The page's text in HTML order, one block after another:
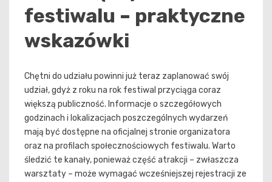
festiwalu – praktyczne
wskazówki
Chętni do udziału powinni już teraz zaplanować swój
udział, gdyż z roku na rok festiwal przyciąga coraz
większą publiczność. Informacje o szczegółowych
godzinach i lokalizacjach poszczególnych wydarzeń
mają być dostępne na oficjalnej stronie organizatora
oraz na profilach społecznościowych festiwalu. Warto
śledzić te kanały, ponieważ część atrakcji – zwłaszcza
warsztaty – może wymagać wcześniejszej rejestracji ze